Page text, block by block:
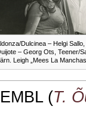
Dulcinea – Helgi
– Georg Ots, Teener/
Leigh „Mees La
(T.